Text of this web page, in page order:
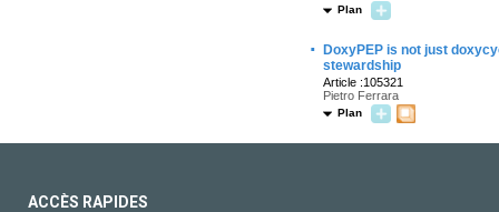
Plan
·
DoxyPEP is not just
stewardship
Article :105321
Pietro Ferrara
Plan
ACCÈS RAPIDES